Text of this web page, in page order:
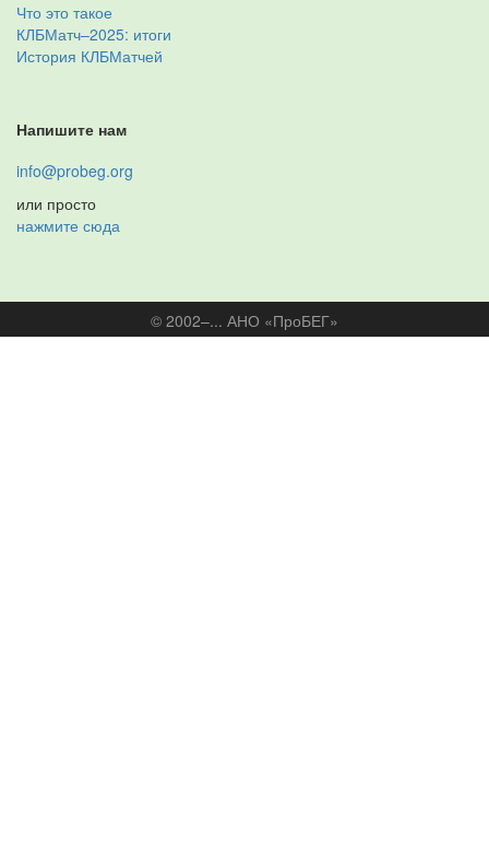
Что это такое
КЛБМатч–2025: итоги
История КЛБМатчей
Напишите нам
info@probeg.org
или просто
нажмите сюда
© 2002–... АНО «ПроБЕГ»